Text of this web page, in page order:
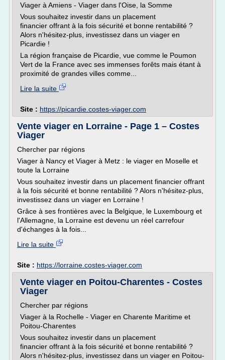
Viager à Amiens - Viager dans l'Oise, la Somme
Vous souhaitez investir dans un placement
financier offrant à la fois sécurité et bonne rentabilité ?
Alors n'hésitez-plus, investissez dans un viager en
Picardie !
La région française de Picardie, vue comme le Poumon
Vert de la France avec ses immenses forêts mais étant à
proximité de grandes villes comme...
Lire la suite
Site : https://picardie.costes-viager.com
Vente viager en Lorraine - Page 1 – Costes
Viager
Chercher par régions
Viager à Nancy et Viager à Metz : le viager en Moselle et
toute la Lorraine
Vous souhaitez investir dans un placement financier offrant
à la fois sécurité et bonne rentabilité ? Alors n'hésitez-plus,
investissez dans un viager en Lorraine !
Grâce à ses frontières avec la Belgique, le Luxembourg et
l'Allemagne, la Lorraine est devenu un réel carrefour
d'échanges à la fois...
Lire la suite
Site : https://lorraine.costes-viager.com
Vente viager en Poitou-Charentes - Costes
Viager
Chercher par régions
Viager à la Rochelle - Viager en Charente Maritime et
Poitou-Charentes
Vous souhaitez investir dans un placement
financier offrant à la fois sécurité et bonne rentabilité ?
Alors n'hésitez-plus, investissez dans un viager en Poitou-